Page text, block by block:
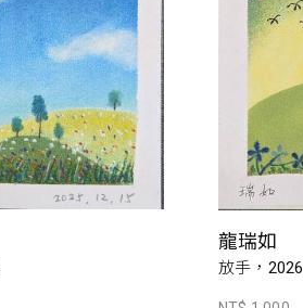
龍瑞如
放手，2026